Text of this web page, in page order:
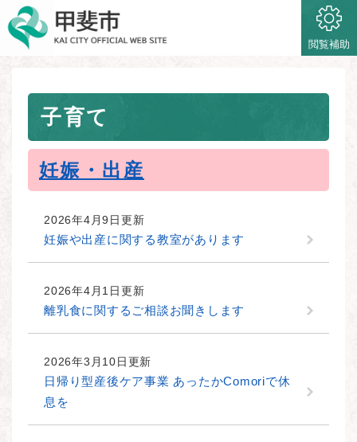
ー
メニューを飛ばして本文へ
閲覧補助
子育て
妊娠・出産
2026年4月9日更新
妊娠や出産に関する教室があります
2026年4月1日更新
離乳食に関するご相談お聞きします
2026年3月10日更新
日帰り型産後ケア事業 あったかComoriで休
息を